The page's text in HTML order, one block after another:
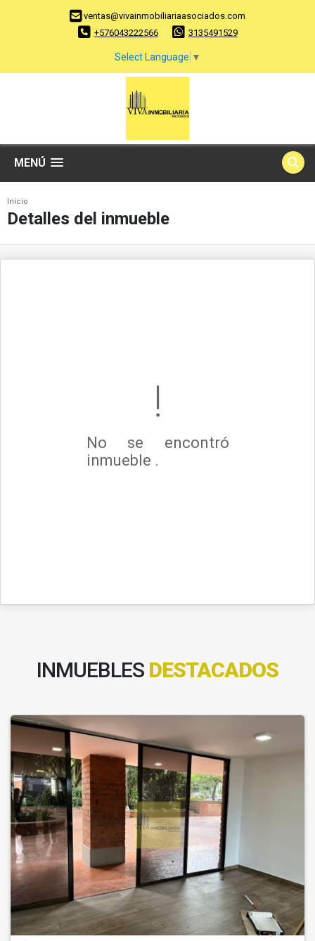
ventas@vivainmobiliariaasociados.com
+576043222566
3135491529
Select Language ▼
MENÚ
Inicio
Detalles del inmueble
No se encontró
inmueble .
INMUEBLES DESTACADOS